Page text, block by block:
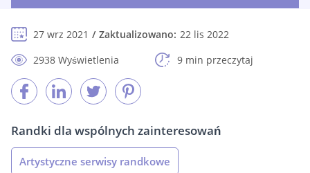
27 wrz 2021 Zaktualizowano: 22 lis 2022
2938 Wyświetlenia
9 min przeczytaj
Randki dla wspólnych zainteresowań
Artystyczne serwisy randkowe